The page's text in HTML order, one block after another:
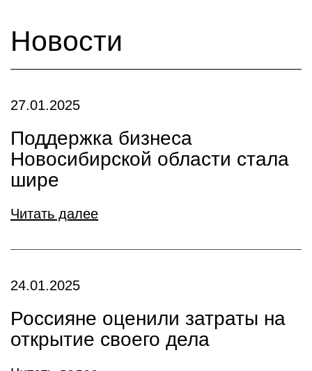
Новости
27.01.2025
Поддержка бизнеса
Новосибирской области стала
шире
Читать далее
24.01.2025
Россияне оценили затраты на
открытие своего дела